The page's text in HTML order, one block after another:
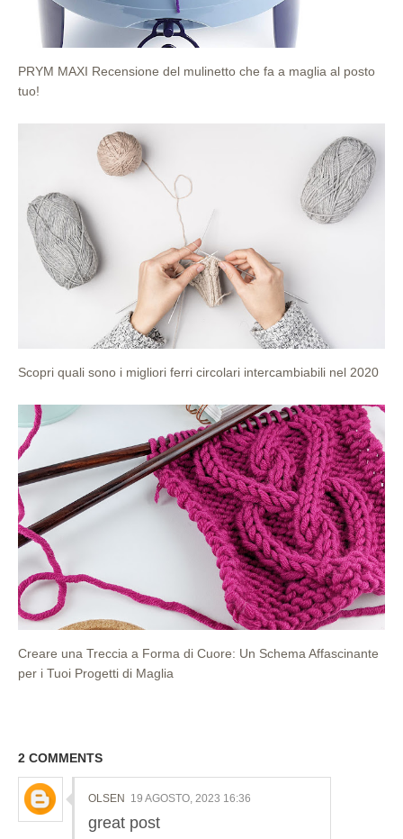
PRYM MAXI Recensione del mulinetto che fa a maglia al posto
tuo!
Scopri quali sono i migliori ferri circolari intercambiabili nel 2020
Creare una Treccia a Forma di Cuore: Un Schema Affascinante
per i Tuoi Progetti di Maglia
2 COMMENTS
OLSEN 19 AGOSTO, 2023 16:36
great post